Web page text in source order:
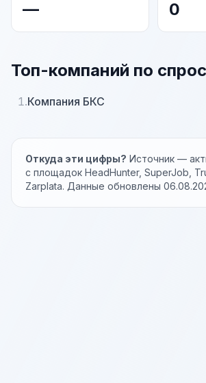
— 0
Топ-компаний по
1.Компания БКС
Откуда эти цифры? Источник —
с площадок HeadHunter, SuperJob,
Zarplata. Данные обновлены